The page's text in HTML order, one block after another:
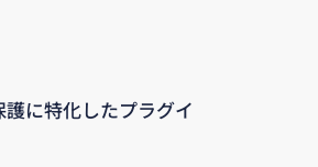
に特化したプラグイ